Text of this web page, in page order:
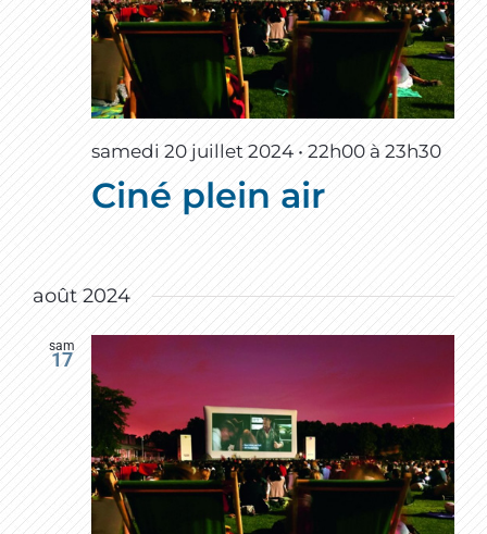
samedi 20 juillet 2024 • 22h00 à 23h30
Ciné plein air
août 2024
sam
17